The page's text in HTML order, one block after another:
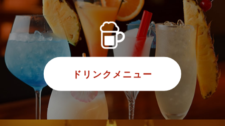
ドリンクメニュー